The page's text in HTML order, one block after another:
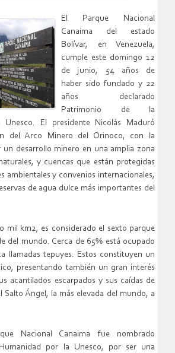
El Parque Nacional
Canaima del estado
Bolívar, en Venezuela,
cumple este domingo 12
de junio, 54 años de
haber sido fundado y 22
años declarado
Patrimonio de la
El presidente Nicolás Maduró
del Arco Minero del Orinoco, con la
un desarrollo minero en una amplia zona
y cuencas que están protegidas
ambientales y convenios internacionales,
de agua dulce más importantes del
mil km2, es considerado el sexto parque
del mundo. Cerca de 65% está ocupado
llamadas tepuyes. Estos constituyen un
presentando también un gran interés
acantilados escarpados y sus caídas de
Salto Ángel, la más elevada del mundo, a
Nacional Canaima fue nombrado
por la Unesco, por ser una